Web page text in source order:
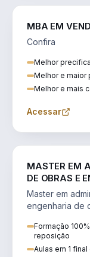
MBA EM
Confira
Melhor
Melhor e maior
Melhor e mais
Acessar
MASTER EM
DE OBRAS E
Master em
engenharia de
Formação
reposição
Aulas em 1